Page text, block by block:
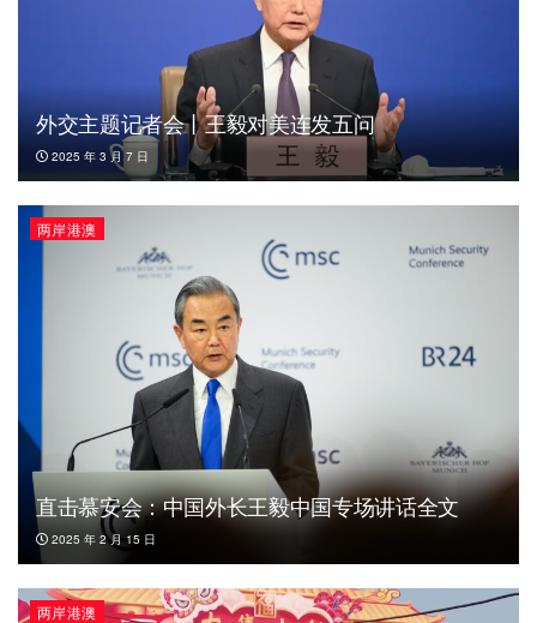
外交主题记者会丨王毅对美连发五问
2025 年 3 月 7 日
两岸港澳
直击慕安会：中国外长王毅中国专场讲话全文
2025 年 2 月 15 日
两岸港澳